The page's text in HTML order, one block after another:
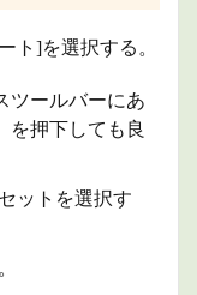
ト]を選択する。
ツールバーにあ
を押下しても良
ットを選択す